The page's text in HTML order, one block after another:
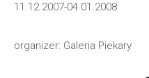
11.12.2007-04.01.2008
organizer: Galeria Piekary